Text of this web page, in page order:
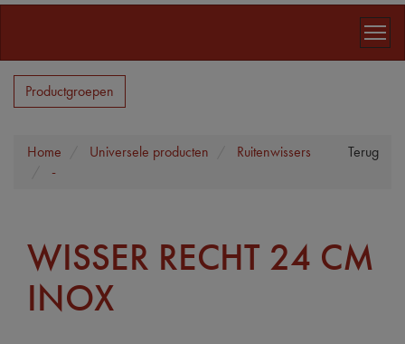
Productgroepen
Terug
Home Universele producten
Ruitenwissers
-
WISSER RECHT 24 CM
INOX